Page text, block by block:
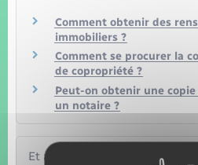
Comment obtenir des
immobiliers ?
Comment se procurer la
de copropriété ?
Peut-on obtenir une
un notaire ?
Et aussi